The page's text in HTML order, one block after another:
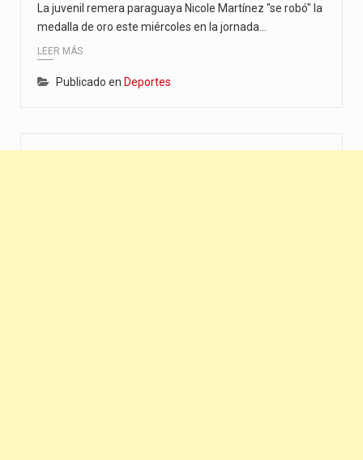
La juvenil remera paraguaya Nicole Martínez "se robó" la
medalla de oro este miércoles en la jornada…
LEER MÁS
Publicado en Deportes